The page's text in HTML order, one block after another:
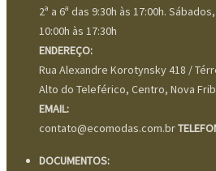
2ª a 6ª das 9:30h às 17:00h.
10:00h às 17:30h
ENDEREÇO:
Rua Alexandre Korotynsky 418 /
Alto do Teleférico, Centro, Nova
EMAIL:
contato@ecomodas.com.br
DOCUMENTOS: